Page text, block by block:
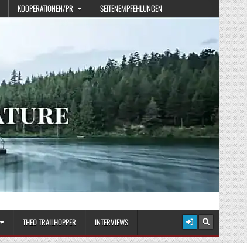
KOOPERATIONEN/PR SEITENEMPFEHLUNGEN
THEO TRAILHOPPER INTERVIEWS